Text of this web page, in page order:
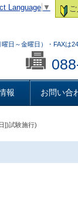
Language ▼
日～金曜日）・FAXは
報 お問い合
])試験施行)